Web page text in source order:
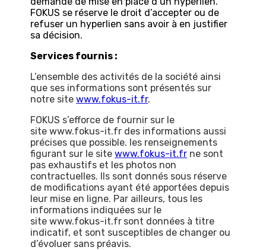
FOKUS se réserve le droit d’accepter ou de
refuser un hyperlien sans avoir à en justifier
sa décision.
Services fournis :
L’ensemble des activités de la société ainsi
que ses informations sont présentés sur
notre sitewww.fokus-it.fr.
FOKUS s’efforce de fournir sur le
site www.fokus-it.fr des informations aussi
précises que possible. les renseignements
figurant sur le sitewww.fokus-it.fr ne sont
pas exhaustifs et les photos non
contractuelles. Ils sont donnés sous réserve
de modifications ayant été apportées depuis
leur mise en ligne. Par ailleurs, tous les
informations indiquées sur le
site www.fokus-it.fr sont données à titre
indicatif, et sont susceptibles de changer ou
d’évoluer sans préavis.